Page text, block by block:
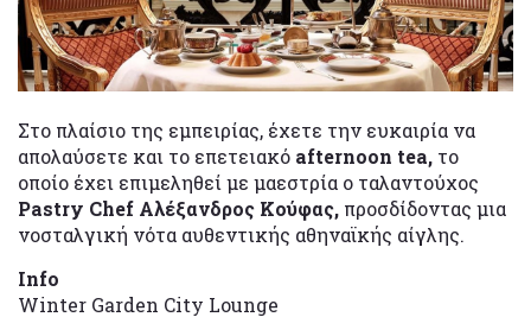
Στο πλαίσιο της εμπειρίας, έχετε την ευκαιρία να
απολαύσετε και το επετειακό afternoon tea, το
οποίο έχει επιμεληθεί με μαεστρία ο ταλαντούχος
Pastry Chef Αλέξανδρος Κούφας, προσδίδοντας μια
νοσταλγική νότα αυθεντικής αθηναϊκής αίγλης.
Info
Winter Garden City Lounge